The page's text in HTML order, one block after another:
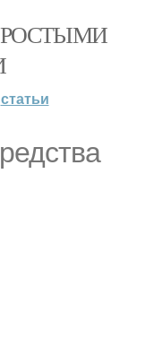
статьи